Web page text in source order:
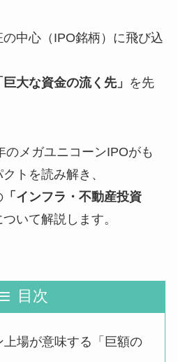
中心（IPO銘柄）に飛び込
巨大な資金の流く先」
を先
のメガユニコーンIPOがも
トを読み解き、
「インフラ・不動産投資
ついて解説します。
目次
上場が意味する「巨額の